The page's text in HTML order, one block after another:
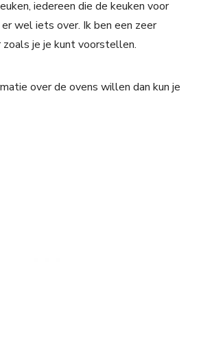
iedereen die de keuken voor
wel iets over. Ik ben een zeer
je je kunt voorstellen.
over de ovens willen dan kun je